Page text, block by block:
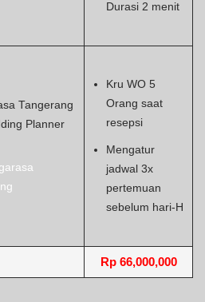
Durasi 2 menit
Tangerang
Planner
Kru WO 5
Orang saat
resepsi
Mengatur
jadwal 3x
pertemuan
sebelum hari-H
Rp 66,000,000